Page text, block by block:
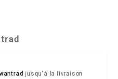
jusqu'à la livraison